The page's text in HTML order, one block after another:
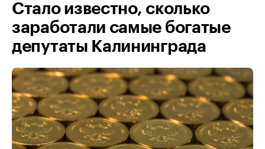
Стало известно, сколько
заработали самые богатые
депутаты Калининграда